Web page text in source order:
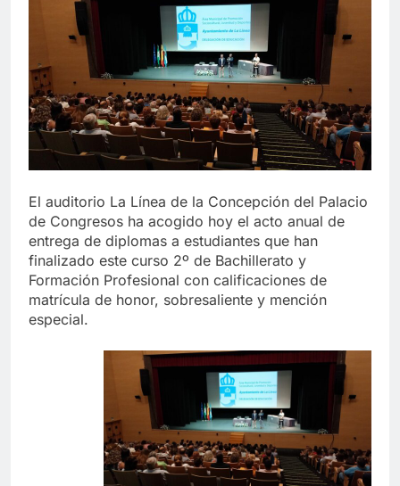
echa el cierre con éxito
rotundo
2 Semanas Atrás
La Mancomunidad y el Banco
de Alimentos del Campo de
Gibraltar renuevan su
convenio de colaboración
2 Semanas Atrás
Tráfico especial para
despedir la feria. Ojo si vas
a Santa Bárbara
2 Semanas Atrás
La feria se despide por todo
artificiales y música hasta el
amanecer
2 Semanas Atrás
El auditorio La Línea de la Concepción del Palacio
de Congresos ha acogido hoy el acto anual de
entrega de diplomas a estudiantes que han
finalizado este curso 2º de Bachillerato y
Formación Profesional con calificaciones de
matrícula de honor, sobresaliente y mención
especial.